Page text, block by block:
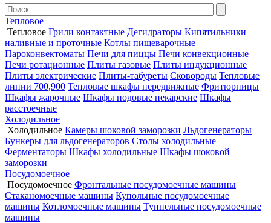
Тепловое
Тепловое Грили контактные Дегидраторы Кипятильники
наливные и проточные Котлы пищеварочные
Пароконвектоматы Печи для пиццы Печи конвекционные
Печи ротационные Плиты газовые Плиты индукционные
Плиты электрические Плиты-табуреты Сковороды Тепловые
линии 700,900 Тепловые шкафы передвижные Фритюрницы
Шкафы жарочные Шкафы подовые пекарские Шкафы
расстоечные
Холодильное
Холодильное Камеры шоковой заморозки Льдогенераторы
Бункеры для льдогенераторов Столы холодильные
Ферментаторы Шкафы холодильные Шкафы шоковой
заморозки
Посудомоечное
Посудомоечное Фронтальные посудомоечные машины
Стаканомоечные машины Купольные посудомоечные
машины Котломоечные машины Туннельные посудомоечные
машины